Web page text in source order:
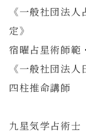
《一般社団法
定》
宿曜占星術師範
《一般社団法人
四柱推命講師
九星気学占術士